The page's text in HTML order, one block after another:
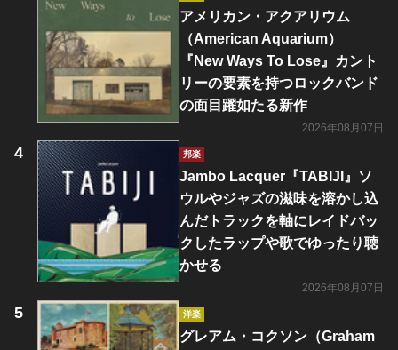
アメリカン・アクアリウム
（American Aquarium）
『New Ways To Lose』カント
リーの要素を持つロックバンド
の面目躍如たる新作
2026年08月07日
邦楽
Jambo Lacquer『TABIJI』ソ
ウルやジャズの滋味を溶かし込
んだトラックを軸にレイドバッ
クしたラップや歌でゆったり聴
かせる
2026年08月07日
洋楽
グレアム・コクソン（Graham